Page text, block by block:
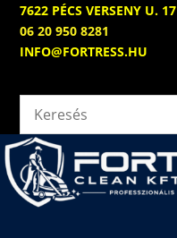
7622 PÉCS VERSENY U. 17
06 20 950 8281
INFO@FORTRESS.HU